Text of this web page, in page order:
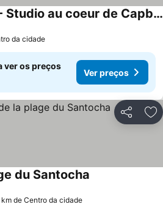
Atlantic Selection - Studio au coeur de Capbreton
da cidade
ver os preços
Ver preços
Partilhar
du Santocha
km de Centro da cidade